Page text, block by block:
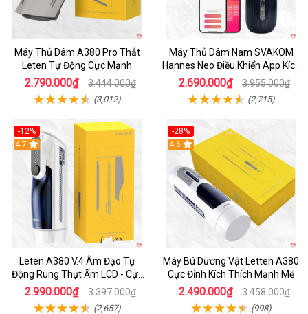
Máy Thủ Dâm A380 Pro Thắt
Leten Tự Động Cực Mạnh
2.790.000₫ 3.444.000₫
(3,012)
Máy Thủ Dâm Nam SVAKOM
Hannes Neo Điều Khiển App Kích
Thích
2.690.000₫ 3.955.000₫
(2,715)
-12%
Hot
4.7
Leten A380 V.4 Âm Đạo Tự
Động Rung Thụt Ấm LCD - Cực
Phê
2.990.000₫ 3.397.000₫
(2,657)
-28%
Hot
4.6
Máy Bú Dương Vật Letten A380
Cực Đỉnh Kích Thích Mạnh Mẽ
2.490.000₫ 3.458.000₫
(998)